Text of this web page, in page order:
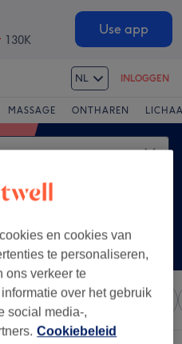
130K
Use app
NL INLOGGEN
MASSAGE ONTHAREN
Salons Expresaanbiedingen
en cookies van
te personaliseren,
ons verkeer te
over het gebruik
social media-,
Cookiebeleid